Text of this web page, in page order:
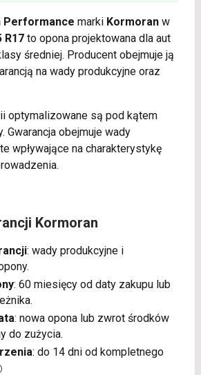
Performance marki Kormoranw
R17to opona projektowana dla aut
średniej. Producent obejmuje ją
na wady produkcyjne oraz
optymalizowane są pod kątem
Gwarancja obejmuje wady
wpływające na charakterystykę
Kormoran
: wady produkcyjne i
: 60 miesięcy od daty zakupu lub
: nowa opona lub zwrot środków
do zużycia.
: do 14 dni od kompletnego